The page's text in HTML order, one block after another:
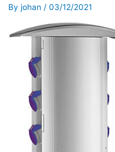
By johan / 03/12/2021